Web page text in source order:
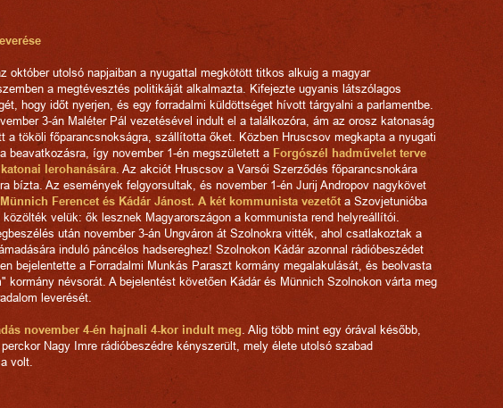
október utolsó napjaiban a nyugattal megkötött titkos alkuig a magyar
a megtévesztés politikáját alkalmazta. Kifejezte ugyanis látszólagos
hogy időt nyerjen, és egy forradalmi küldöttséget hívott tárgyalni a parlamentbe.
3-án Maléter Pál vezetésével indult el a találkozóra, ám az orosz katonaság
a tököli főparancsnokságra, szállította őket. Közben Hruscsov megkapta a nyugati
a beavatkozásra, így november 1-én megszületett a Forgószél hadművelet terve
lerohanására . Az akciót Hruscsov a Varsói Szerződés főparancsnokára
bízta. Az események felgyorsultak, és november 1-én Jurij Andropov nagykövet
Münnich Ferencet és Kádár Jánost. A két kommunista vezetőt a Szovjetunióba
velük: ők lesznek Magyarországon a kommunista rend helyreállítói.
után november 3-án Ungváron át Szolnokra vitték, ahol csatlakoztak a
induló páncélos hadsereghez! Szolnokon Kádár azonnal rádióbeszédet
bejelentette a Forradalmi Munkás Paraszt kormány megalakulását, és beolvasta
kormány névsorát. A bejelentést követően Kádár és Münnich Szolnokon várta meg
leverését.
november 4-én hajnali 4-kor indult meg . Alig több mint egy órával később,
Nagy Imre rádióbeszédre kényszerült, mely élete utolsó szabad
volt.